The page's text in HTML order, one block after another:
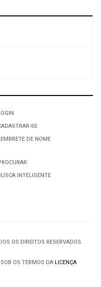
SE
DE NOME
INTELIGENTE
OS DIREITOS RESERVADOS.
OS TERMOS DA LICENÇA